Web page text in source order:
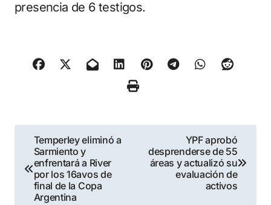
presencia de 6 testigos.
Navegación
de
entradas
Temperley eliminó a
Sarmiento y
enfrentará a River
por los 16avos de
final de la Copa
Argentina
YPF aprobó
desprenderse de 55
áreas y actualizó su
evaluación de
activos